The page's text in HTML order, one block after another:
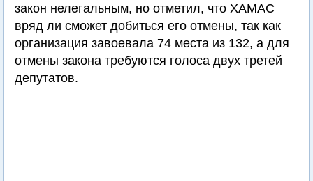
закон нелегальным, но отметил, что ХАМАС
вряд ли сможет добиться его отмены, так как
организация завоевала 74 места из 132, а для
отмены закона требуются голоса двух третей
депутатов.